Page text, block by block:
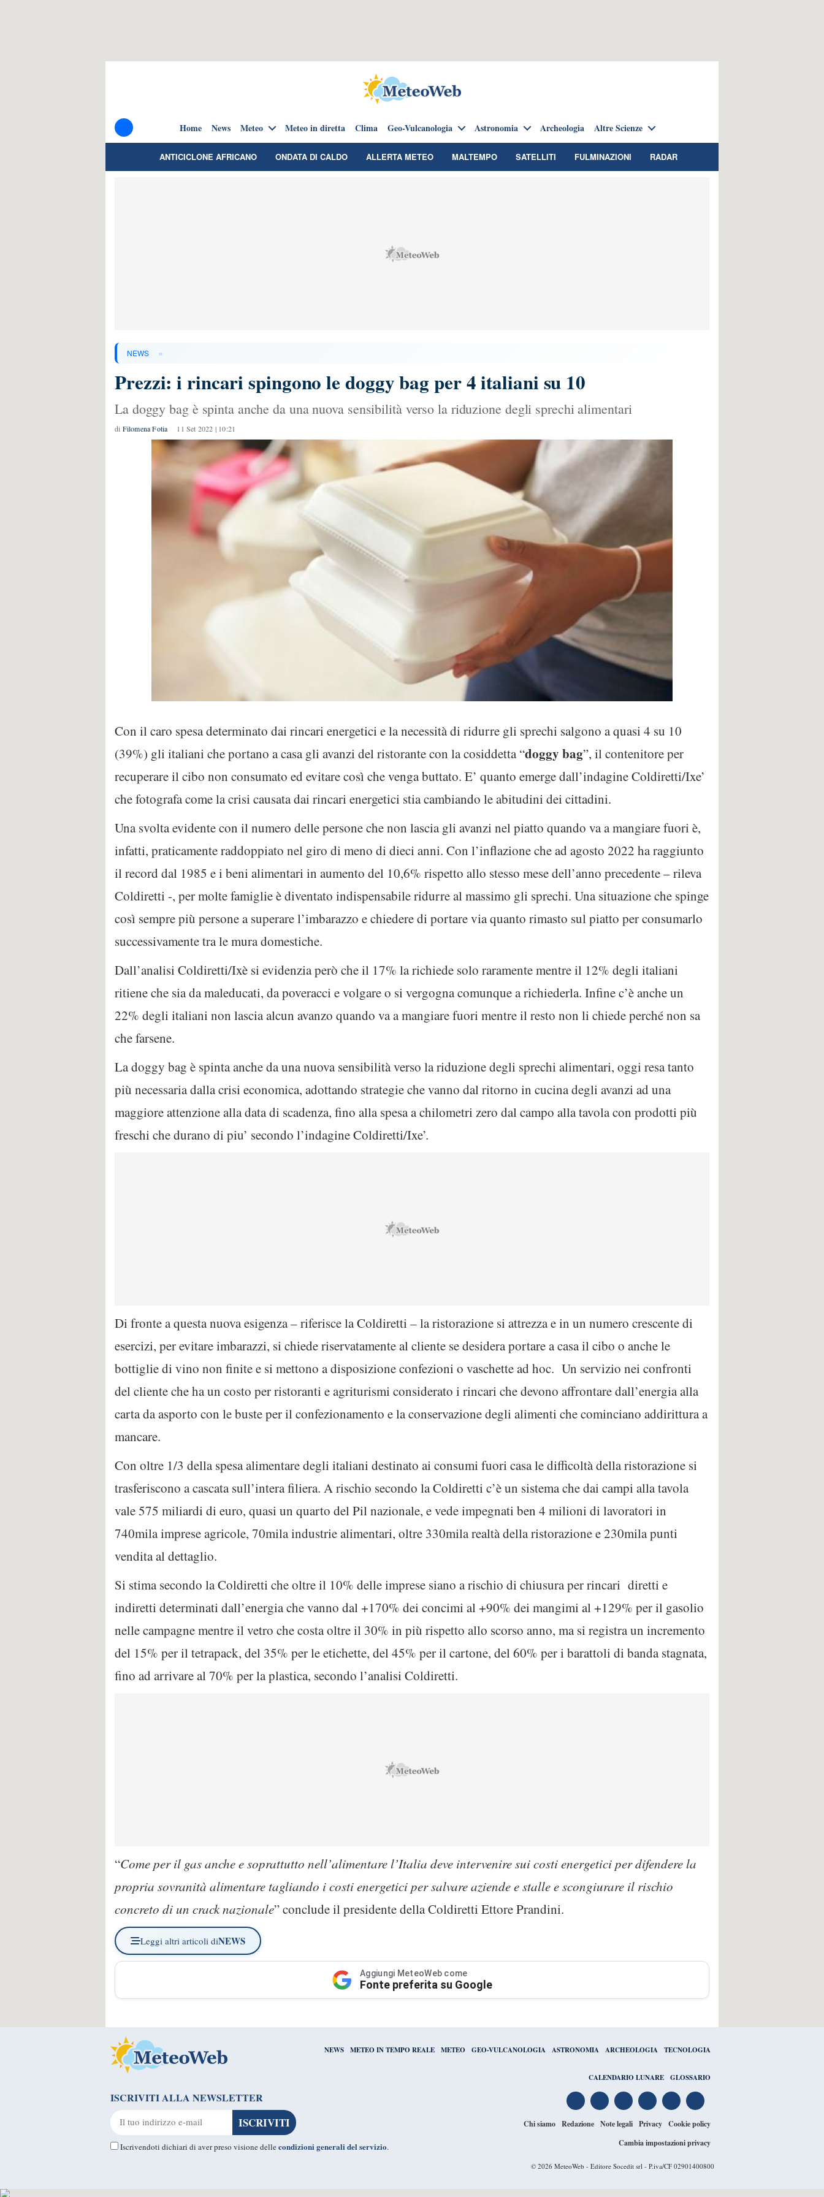
Home News Meteo Meteo in diretta Clima Geo-Vulcanologia Astronomia Archeologia Altre Scienze
ANTICICLONE AFRICANO ONDATA DI CALDO ALLERTA METEO MALTEMPO SATELLITI FULMINAZIONI RADAR
NEWS »
Prezzi: i rincari spingono le doggy bag per 4 italiani su 10
La doggy bag è spinta anche da una nuova sensibilità verso la riduzione degli sprechi alimentari
di Filomena Fotia 11 Set 2022 | 10:21
Con il caro spesa determinato dai rincari energetici e la necessità di ridurre gli sprechi salgono a quasi 4 su 10
(39%) gli italiani che portano a casa gli avanzi del ristorante con la cosiddetta “doggy bag”, il contenitore per
recuperare il cibo non consumato ed evitare così che venga buttato. E’ quanto emerge dall’indagine Coldiretti/Ixe’
che fotografa come la crisi causata dai rincari energetici stia cambiando le abitudini dei cittadini.
Una svolta evidente con il numero delle persone che non lascia gli avanzi nel piatto quando va a mangiare fuori è,
infatti, praticamente raddoppiato nel giro di meno di dieci anni. Con l’inflazione che ad agosto 2022 ha raggiunto
il record dal 1985 e i beni alimentari in aumento del 10,6% rispetto allo stesso mese dell’anno precedente – rileva
Coldiretti -, per molte famiglie è diventato indispensabile ridurre al massimo gli sprechi. Una situazione che spinge
così sempre più persone a superare l’imbarazzo e chiedere di portare via quanto rimasto sul piatto per consumarlo
successivamente tra le mura domestiche.
Dall’analisi Coldiretti/Ixè si evidenzia però che il 17% la richiede solo raramente mentre il 12% degli italiani
ritiene che sia da maleducati, da poveracci e volgare o si vergogna comunque a richiederla. Infine c’è anche un
22% degli italiani non lascia alcun avanzo quando va a mangiare fuori mentre il resto non li chiede perché non sa
che farsene.
La doggy bag è spinta anche da una nuova sensibilità verso la riduzione degli sprechi alimentari, oggi resa tanto
più necessaria dalla crisi economica, adottando strategie che vanno dal ritorno in cucina degli avanzi ad una
maggiore attenzione alla data di scadenza, fino alla spesa a chilometri zero dal campo alla tavola con prodotti più
freschi che durano di piu’ secondo l’indagine Coldiretti/Ixe’.
Di fronte a questa nuova esigenza – riferisce la Coldiretti – la ristorazione si attrezza e in un numero crescente di
esercizi, per evitare imbarazzi, si chiede riservatamente al cliente se desidera portare a casa il cibo o anche le
bottiglie di vino non finite e si mettono a disposizione confezioni o vaschette ad hoc. Un servizio nei confronti
del cliente che ha un costo per ristoranti e agriturismi considerato i rincari che devono affrontare dall’energia alla
carta da asporto con le buste per il confezionamento e la conservazione degli alimenti che cominciano addirittura a
mancare.
Con oltre 1/3 della spesa alimentare degli italiani destinato ai consumi fuori casa le difficoltà della ristorazione si
trasferiscono a cascata sull’intera filiera. A rischio secondo la Coldiretti c’è un sistema che dai campi alla tavola
vale 575 miliardi di euro, quasi un quarto del Pil nazionale, e vede impegnati ben 4 milioni di lavoratori in
740mila imprese agricole, 70mila industrie alimentari, oltre 330mila realtà della ristorazione e 230mila punti
vendita al dettaglio.
Si stima secondo la Coldiretti che oltre il 10% delle imprese siano a rischio di chiusura per rincari diretti e
indiretti determinati dall’energia che vanno dal +170% dei concimi al +90% dei mangimi al +129% per il gasolio
nelle campagne mentre il vetro che costa oltre il 30% in più rispetto allo scorso anno, ma si registra un incremento
del 15% per il tetrapack, del 35% per le etichette, del 45% per il cartone, del 60% per i barattoli di banda stagnata,
fino ad arrivare al 70% per la plastica, secondo l’analisi Coldiretti.
“Come per il gas anche e soprattutto nell’alimentare l’Italia deve intervenire sui costi energetici per difendere la
propria sovranità alimentare tagliando i costi energetici per salvare aziende e stalle e scongiurare il rischio
concreto di un crack nazionale” conclude il presidente della Coldiretti Ettore Prandini.
Leggi altri articoli diNEWS
Aggiungi MeteoWeb come
Fonte preferita su Google
NEWS METEO IN TEMPO REALE METEO GEO-VULCANOLOGIA ASTRONOMIA ARCHEOLOGIA TECNOLOGIA
CALENDARIO LUNARE GLOSSARIO
ISCRIVITI ALLA NEWSLETTER
Iscrivendoti dichiari di aver preso visione dellecondizioni generali del servizio.
Chi siamo Redazione Note legali Privacy
Cookie policy
Cambia impostazioni privacy
© 2026 MeteoWeb - Editore Socedit srl - P.iva/CF 02901400800